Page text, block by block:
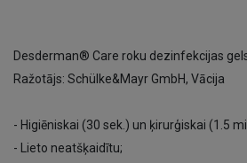
Desderman® Care roku dezinfekcijas
Ražotājs: Schülke&Mayr GmbH, Vācija
- Higiēniskai (30 sek.) un ķirurģiskai (1.5
- Lieto neatšķaidītu;